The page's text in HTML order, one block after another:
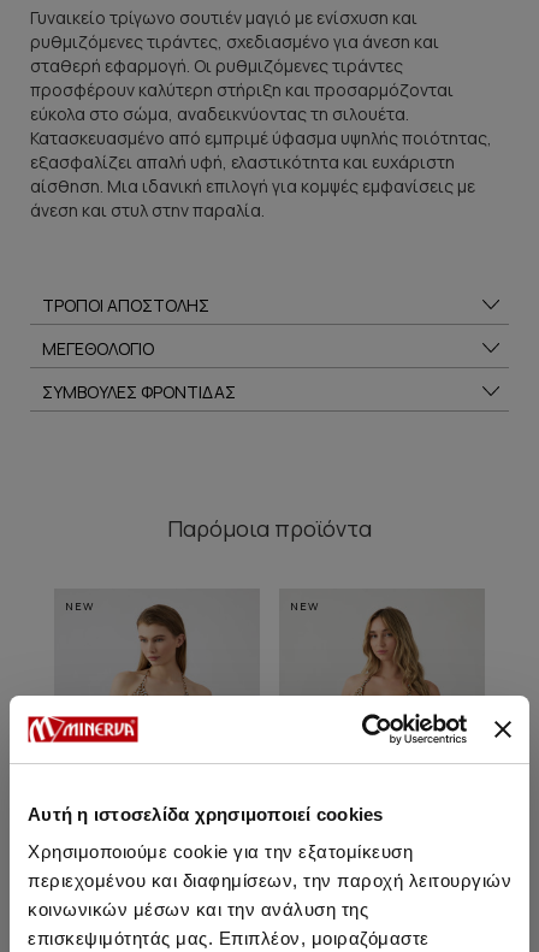
Αυτή η ιστοσελίδα χρησιμοποιεί cookies
Χρησιμοποιούμε cookie για την εξατομίκευση
περιεχομένου και διαφημίσεων, την παροχή λειτουργιών
κοινωνικών μέσων και την ανάλυση της
επισκεψιμότητάς μας. Επιπλέον, μοιραζόμαστε
Γυναικείο τρίγωνο σουτιέν μαγιό με ενίσχυση και
ρυθμιζόμενες τιράντες, σχεδιασμένο για άνεση και
σταθερή εφαρμογή. Οι ρυθμιζόμενες τιράντες
προσφέρουν καλύτερη στήριξη και προσαρμόζονται
εύκολα στο σώμα, αναδεικνύοντας τη σιλουέτα.
Κατασκευασμένο από εμπριμέ ύφασμα υψηλής ποιότητας,
εξασφαλίζει απαλή υφή, ελαστικότητα και ευχάριστη
αίσθηση. Μια ιδανική επιλογή για κομψές εμφανίσεις με
άνεση και στυλ στην παραλία.
ΤΡΟΠΟΙ ΑΠΟΣΤΟΛΗΣ
ΜΕΓΕΘΟΛΟΓΙΟ
ΣΥΜΒΟΥΛΕΣ ΦΡΟΝΤΙΔΑΣ
Παρόμοια προϊόντα
NEW
Lalla Tanga Bikini Σλιπ με
NEW
Lalla Rio V Brazilian Bikini